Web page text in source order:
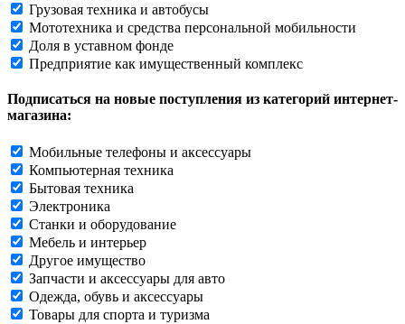
Грузовая техника и автобусы
Мототехника и средства персональной мобильности
Доля в уставном фонде
Предприятие как имущественный комплекс
Подписаться на новые поступления из категорий интернет-
магазина:
Мобильные телефоны и аксессуары
Компьютерная техника
Бытовая техника
Электроника
Станки и оборудование
Мебель и интерьер
Другое имущество
Запчасти и аксессуары для авто
Одежда, обувь и аксессуары
Товары для спорта и туризма